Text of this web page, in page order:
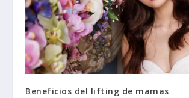
Beneficios del lifting de mamas